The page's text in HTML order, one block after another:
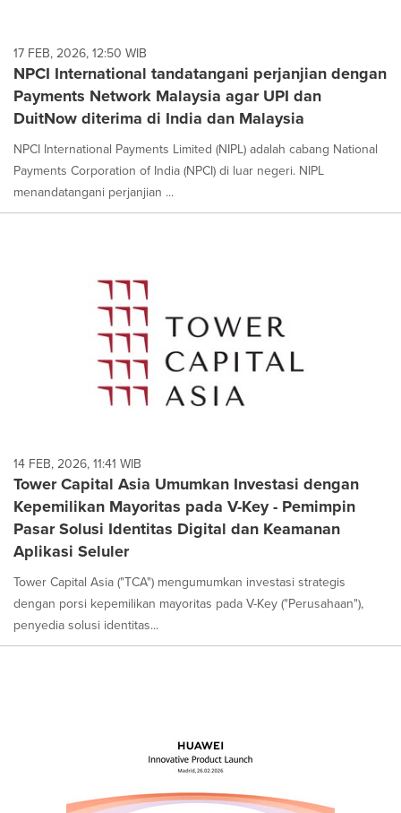
17 FEB, 2026, 12:50 WIB
NPCI International tandatangani perjanjian dengan
Payments Network Malaysia agar UPI dan
DuitNow diterima di India dan Malaysia
NPCI International Payments Limited (NIPL) adalah cabang National
Payments Corporation of India (NPCI) di luar negeri. NIPL
menandatangani perjanjian ...
14 FEB, 2026, 11:41 WIB
Tower Capital Asia Umumkan Investasi dengan
Kepemilikan Mayoritas pada V-Key - Pemimpin
Pasar Solusi Identitas Digital dan Keamanan
Aplikasi Seluler
Tower Capital Asia ("TCA") mengumumkan investasi strategis
dengan porsi kepemilikan mayoritas pada V-Key ("Perusahaan"),
penyedia solusi identitas...